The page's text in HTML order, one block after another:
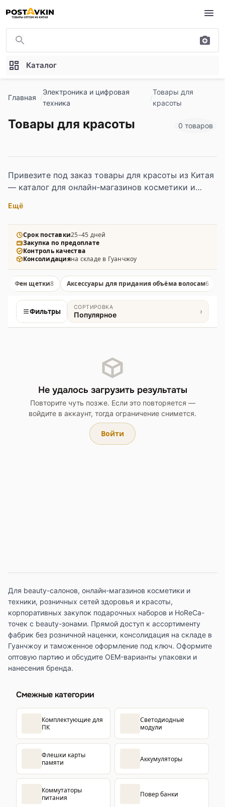
Перейти к основному содержимому
Каталог
Главная
Электроника и цифровая
техника
Товары для
красоты
Товары для красоты 0 товаров
Привезите под заказ товары для красоты из Китая
— каталог для онлайн-магазинов косметики и
подарочных программ и мультибрендовых
ритейлеров. В наличии фены, фен-щётки, тройные
плойки, щипцы-гофре, приборы для плетения
косичек и аксессуары для объёма волос —
решения для домашнего и профессионального
использования.
Ещё
Срок поставки25–45 дней
Закупка по предоплате
Контроль качества
Консолидацияна складе в Гуанчжоу
Фен щетки8 Аксессуары для придания объёма волосам6
Фильтры СОРТИРОВКА
Популярное ›
Не удалось загрузить результаты
Повторите чуть позже. Если это повторяется —
войдите в аккаунт, тогда ограничение снимется.
Войти
Для beauty-салонов, онлайн-магазинов косметики и
техники, розничных сетей здоровья и красоты,
корпоративных закупок подарочных наборов и HoReCa-
точек с beauty-зонами. Прямой доступ к ассортименту
фабрик без розничной наценки, консолидация на складе в
Гуанчжоу и таможенное оформление под ключ. Оформите
оптовую партию и обсудите OEM-варианты упаковки и
нанесения бренда.
Смежные категории
Комплектующие для
ПК
Светодиодные
модули
Флешки карты
памяти
Аккумуляторы
Коммутаторы
питания
Повер банки